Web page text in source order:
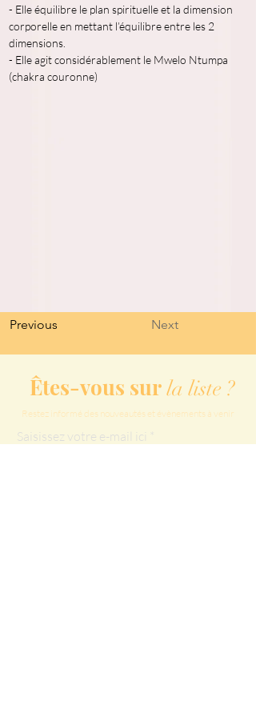
- Elle équilibre le plan spirituelle et la dimension
corporelle en mettant l’équilibre entre les 2
dimensions.
- Elle agit considérablement le Mwelo Ntumpa
(chakra couronne)
Previous Next
Êtes-vous surla liste ?
Restez informé des nouveautés et évènements à venir
Saisissez votre e-mail ici